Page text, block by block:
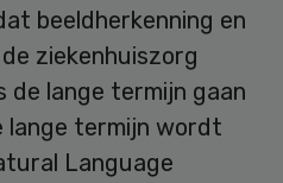
beeldherkenning en
ziekenhuiszorg
de lange termijn gaan
lange termijn wordt
Language